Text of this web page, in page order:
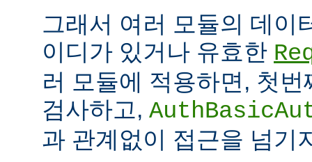
그래서 여러 모듈의 데이
이디가 있거나 유효한
러 모듈에 적용하면, 첫
검사하고,
과 관계없이 접근을 넘기